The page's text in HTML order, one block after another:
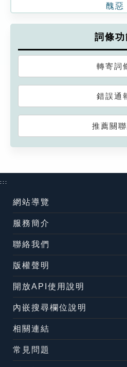
醜惡
詞條功
轉寄詞
錯誤通
推薦關
:::
網站導覽
服務簡介
聯絡我們
版權聲明
開放API使用說明
內嵌搜尋欄位說明
相關連結
常見問題